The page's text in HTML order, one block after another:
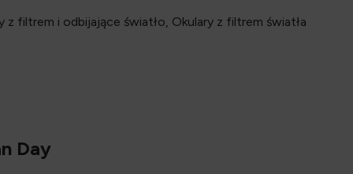
z filtrem i odbijające światło, Okulary z filtrem światła
Day